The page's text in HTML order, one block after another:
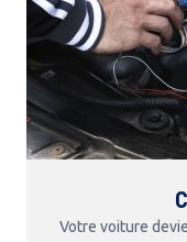
Votre voiture